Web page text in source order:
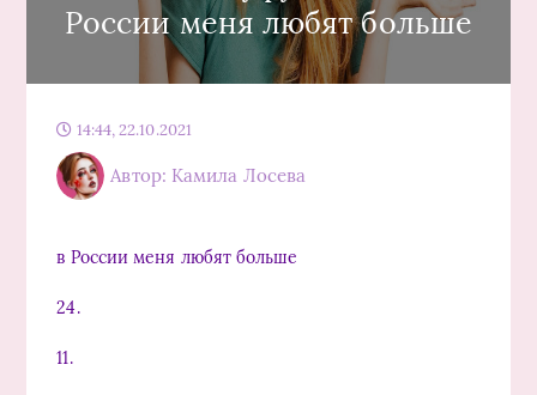
России меня любят больше
14:44, 22.10.2021
Автор: Камила Лосева
в России меня любят больше
24.
11.